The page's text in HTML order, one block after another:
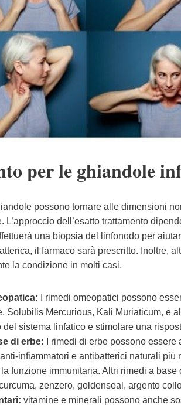
per le ghiandole
possono tornare alle dimensioni
L’approccio dell’esatto trattamento
una biopsia del linfonodo per
il farmaco sarà prescritto. Inoltre,
la condizione in molti casi.
I rimedi omeopatici possono
Solubilis Mercurious, Kali Muriaticum, e
sistema linfatico e stimolare una
di erbe: I rimedi di erbe possono
infiammatori e antibatterici naturali
funzione immunitaria. Altri rimedi a
zenzero, goldenseal, argento
vitamine e minerali possono anche